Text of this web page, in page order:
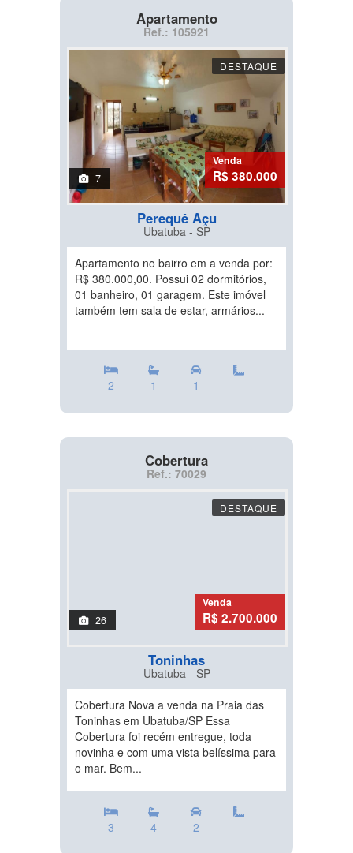
Apartamento
Ref.: 105921
DESTAQUE
7
Venda
R$ 380.000
Perequê Açu
Ubatuba - SP
Apartamento no bairro em a venda por:
R$ 380.000,00. Possui 02 dormitórios,
01 banheiro, 01 garagem. Este imóvel
também tem sala de estar, armários...
2 1 1 -
Cobertura
Ref.: 70029
DESTAQUE
26
Venda
R$ 2.700.000
Toninhas
Ubatuba - SP
Cobertura Nova a venda na Praia das
Toninhas em Ubatuba/SP Essa
Cobertura foi recém entregue, toda
novinha e com uma vista belíssima para
o mar. Bem...
3 4 2 -